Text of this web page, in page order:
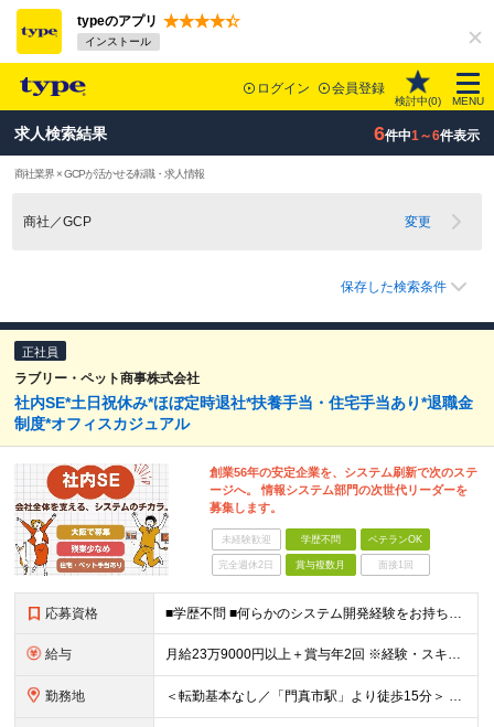
typeのアプリ
インストール
ログイン 会員登録
検討中(0) MENU
求人検索結果 6件中1～6件表示
商社業界 × GCPが活かせる転職・求人情報
商社／GCP 変更
保存した検索条件
正社員
ラブリー・ペット商事株式会社
社内SE*土日祝休み*ほぼ定時退社*扶養手当・住宅手当あり*退職金
制度*オフィスカジュアル
創業56年の安定企業を、システム刷新で次のステ
ージへ。 情報システム部門の次世代リーダーを
募集します。
未経験歓迎 学歴不問 ベテランOK
完全週休2日 賞与複数月 面接1回
応募資格 ■学歴不問 ■何らかのシステム開発経験をお持ちの方 └年数・言語・環境不問 【活かせる経験】 ◎卸売業やメーカーにおける物流システムの企画・導入・運用経験 ◎BIツールの企画・導入・構築経験 ◎デー
給与 月給23万9000円以上＋賞与年2回 ※経験・スキルを最大限考慮のうえ、当社規定により優遇します。 ＼経験・スキルに応じたポジションでお迎えします／ 経験豊富な方には、前職給与やご希望も考慮した
勤務地 ＜転勤基本なし／「門真市駅」より徒歩15分＞ ■大阪本社 大阪府門真市松生町6-20 ※場合により転勤の可能性がございます。